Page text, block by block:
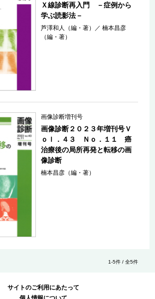
Ｘ線診断再入門 －症例から
学ぶ読影法－
芦澤和人（編・著） ／楠本昌彦
（編・著）
画像診断増刊号
画像診断２０２３年増刊号Ｖ
ｏｌ．４３ Ｎｏ．１１ 癌
治療後の局所再発と転移の画
像診断
楠本昌彦（編・著）
1-5件 / 全5件
サイトのご利用にあたって